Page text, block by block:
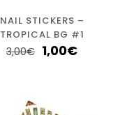
NAIL STICKERS –
TROPICAL BG #1
3,00€ 1,00€